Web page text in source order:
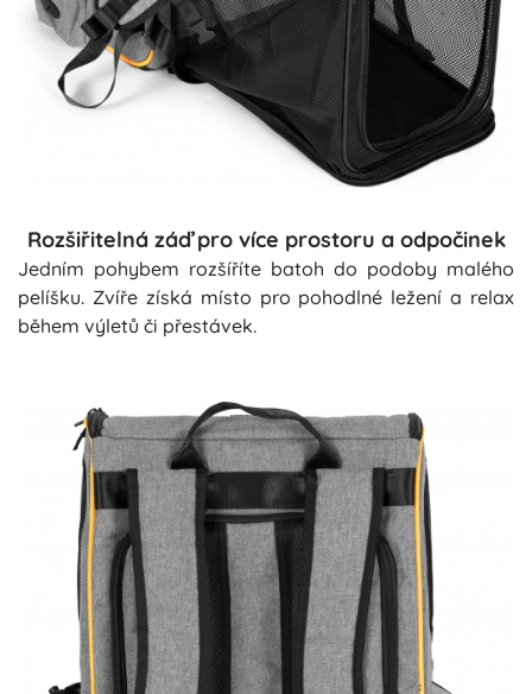
Rozšiřitelná záď pro více prostoru a odpočinek
Jedním pohybem rozšíříte batoh do podoby malého
pelíšku. Zvíře získá místo pro pohodlné ležení a relax
během výletů či přestávek.